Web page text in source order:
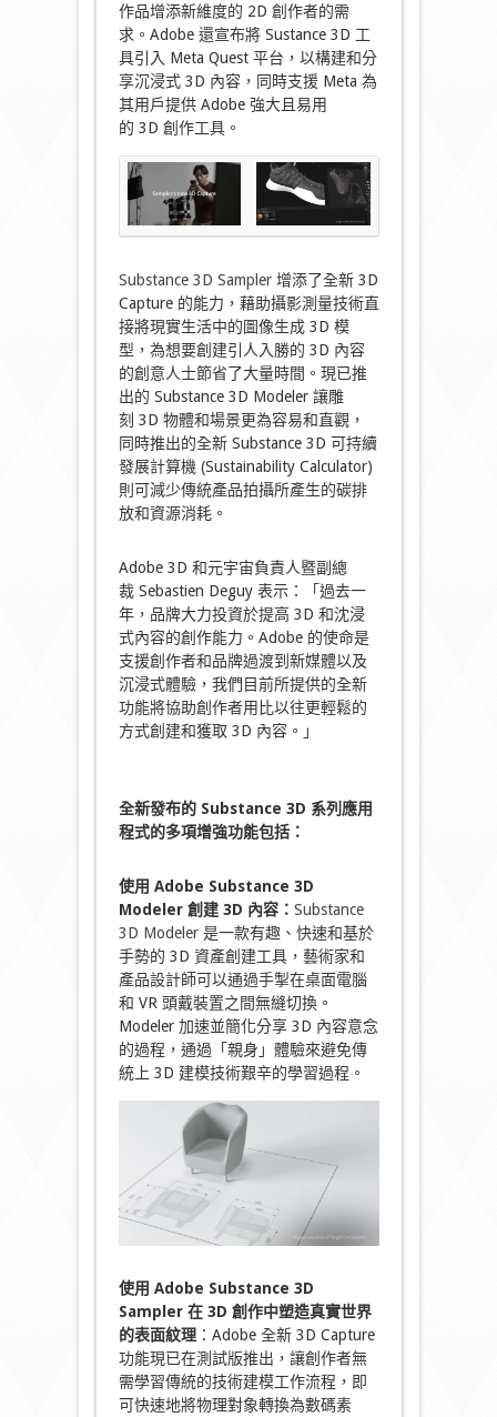
作品增添新維度的 2D 創作者的需
求。Adobe 還宣布將 Sustance 3D 工
具引入 Meta Quest 平台，以構建和分
享沉浸式 3D 內容，同時支援 Meta 為
其用戶提供 Adobe 強大且易用
的 3D 創作工具。
Substance 3D Sampler增添了全新 3D
Capture 的能力，藉助攝影測量技術直
接將現實生活中的圖像生成 3D 模
型，為想要創建引人入勝的 3D 內容
的創意人士節省了大量時間。現已推
出的 Substance 3D Modeler 讓雕
刻 3D 物體和場景更為容易和直觀，
同時推出的全新 Substance 3D 可持續
發展計算機 (Sustainability Calculator)
則可減少傳統產品拍攝所產生的碳排
放和資源消耗。
Adobe 3D 和元宇宙負責人暨副總
裁 Sebastien Deguy 表示：「過去一
年，品牌大力投資於提高 3D 和沈浸
式內容的創作能力。Adobe 的使命是
支援創作者和品牌過渡到新媒體以及
沉浸式體驗，我們目前所提供的全新
功能將協助創作者用比以往更輕鬆的
方式創建和獲取 3D 內容。」
全新發布的 Substance 3D 系列應用
程式的多項增強功能包括：
使用 Adobe Substance 3D
Modeler 創建 3D 內容： Substance
3D Modeler是一款有趣、快速和基於
手勢的 3D 資產創建工具，藝術家和
產品設計師可以通過手掣在桌面電腦
和 VR 頭戴裝置之間無縫切換。
Modeler 加速並簡化分享 3D 內容意念
的過程，通過「親身」體驗來避免傳
統上 3D 建模技術艱辛的學習過程。
使用 Adobe Substance 3D
Sampler 在 3D 創作中塑造真實世界
的表面紋理：Adobe 全新 3D Capture
功能現已在測試版推出，讓創作者無
需學習傳統的技術建模工作流程，即
可快速地將物理對象轉換為數碼素